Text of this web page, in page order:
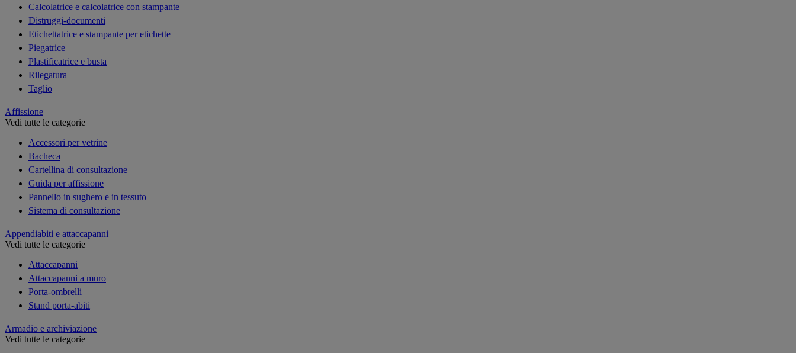
Calcolatrice e calcolatrice con stampante
Distruggi-documenti
Etichettatrice e stampante per etichette
Piegatrice
Plastificatrice e busta
Rilegatura
Taglio
Affissione
Vedi tutte le categorie
Accessori per vetrine
Bacheca
Cartellina di consultazione
Guida per affissione
Pannello in sughero e in tessuto
Sistema di consultazione
Appendiabiti e attaccapanni
Vedi tutte le categorie
Attaccapanni
Attaccapanni a muro
Porta-ombrelli
Stand porta-abiti
Armadio e archiviazione
Vedi tutte le categorie